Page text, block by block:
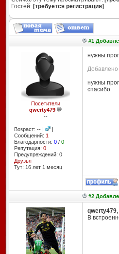
Гостей: [требуется регистрация]
#1
Посетители
qwerty479
--
Возраст: -- |
|
Сообщений: 1
Благодарности: 0/ 0
Репутация: 0
Предупреждений: 0
Друзья
Тут: 16 лет 1 месяц
нужны
Добавлено
нужны
спасибо
#2
qwerty479,
В